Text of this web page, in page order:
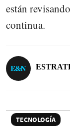
están
continua.
TECNOLOGÍA